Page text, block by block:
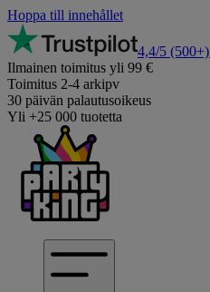
Hoppa till innehållet
4,4/5 (500+)
Ilmainen toimitus yli 99 €
Toimitus 2-4 arkipv
30 päivän palautusoikeus
Yli +25 000 tuotetta